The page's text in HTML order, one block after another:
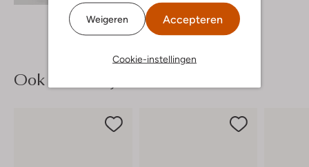
Weigeren Accepteren
Cookie-instellingen
Ook iets voor jou?